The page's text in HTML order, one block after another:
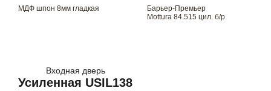
МДФ шпон 8мм гладкая
Барьер-Премьер
Mottura 84.515 цил. б/р
Входная дверь
Усиленная USIL138